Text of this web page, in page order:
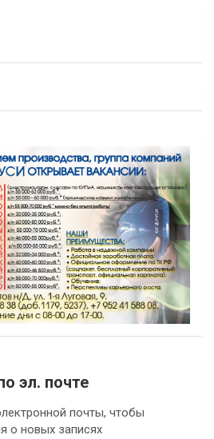
эл. почте
почты, чтобы
о новых записях